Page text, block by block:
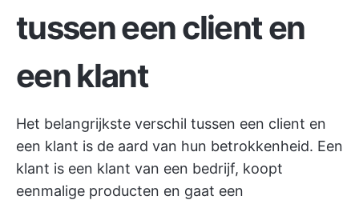
tussen een client en
een klant
Het belangrijkste verschil tussen een client en
een klant is de aard van hun betrokkenheid. Een
klant is een klant van een bedrijf, koopt
eenmalige producten en gaat een